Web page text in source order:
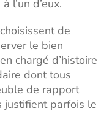
l’un d’eux.
de
le bien
chargé d’histoire
dont tous
de rapport
justifient parfois le